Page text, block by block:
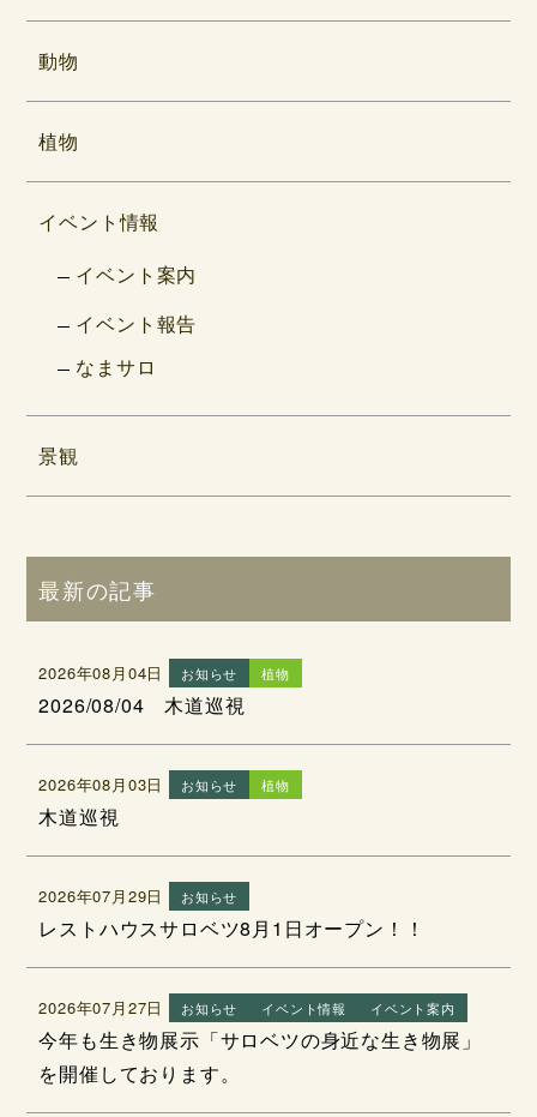
動物
植物
イベント情報
イベント案内
イベント報告
なまサロ
景観
最新の記事
2026年08月04日 お知らせ 植物
2026/08/04 木道巡視
2026年08月03日 お知らせ 植物
木道巡視
2026年07月29日 お知らせ
レストハウスサロベツ8月1日オープン！！
2026年07月27日 お知らせ イベント情報 イベント案内
今年も生き物展示「サロベツの身近な生き物展」
を開催しております。